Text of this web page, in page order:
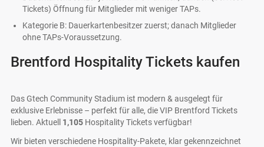
Tickets) Öffnung für Mitglieder mit weniger TAPs.
Kategorie B: Dauerkartenbesitzer zuerst; danach Mitglieder
ohne TAPs-Voraussetzung.
Brentford Hospitality Tickets kaufen
Das Gtech Community Stadium ist modern & ausgelegt für
exklusive Erlebnisse – perfekt für alle, die VIP Brentford Tickets
lieben. Aktuell 1,105 Hospitality Tickets verfügbar!
Wir bieten verschiedene Hospitality-Pakete, klar gekennzeichnet